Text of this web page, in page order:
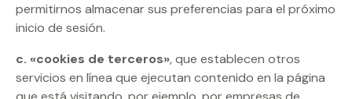
permitirnos almacenar sus preferencias para el próximo
inicio de sesión.
c. «cookies de terceros», que establecen otros
servicios en línea que ejecutan contenido en la página